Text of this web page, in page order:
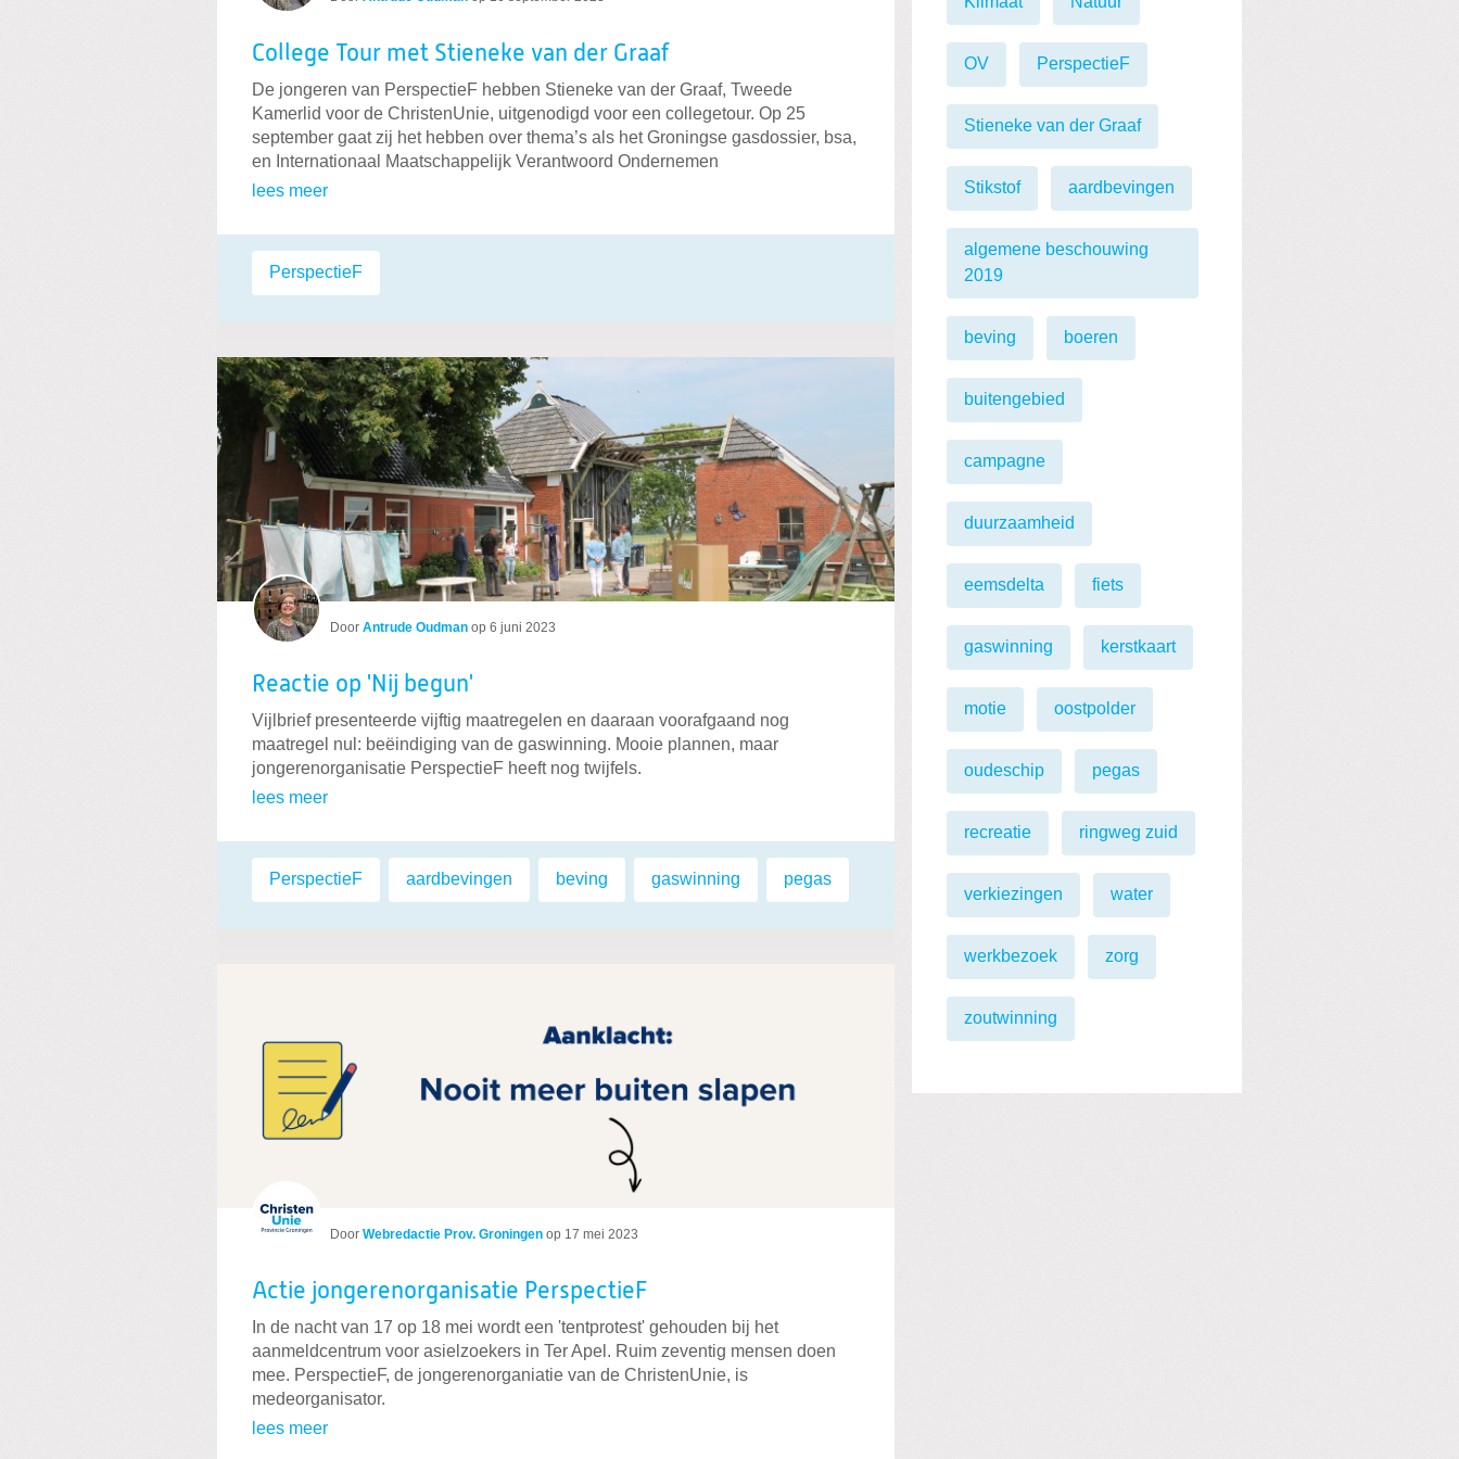
College Tour met Stieneke van der Graaf
De jongeren van PerspectieF hebben Stieneke van der Graaf, Tweede
Kamerlid voor de ChristenUnie, uitgenodigd voor een collegetour. Op 25
september gaat zij het hebben over thema’s als het Groningse gasdossier, bsa,
en Internationaal Maatschappelijk Verantwoord Ondernemen
lees meer
Labels:
PerspectieF
Door Antrude Oudman op 6 juni 2023
Reactie op 'Nij begun'
Vijlbrief presenteerde vijftig maatregelen en daaraan voorafgaand nog
maatregel nul: beëindiging van de gaswinning. Mooie plannen, maar
jongerenorganisatie PerspectieF heeft nog twijfels.
lees meer
Labels:
PerspectieF aardbevingen beving gaswinning pegas
Door Webredactie Prov. Groningen op 17 mei 2023
Actie jongerenorganisatie PerspectieF
In de nacht van 17 op 18 mei wordt een 'tentprotest' gehouden bij het
aanmeldcentrum voor asielzoekers in Ter Apel. Ruim zeventig mensen doen
mee. PerspectieF, de jongerenorganiatie van de ChristenUnie, is
medeorganisator.
lees meer
OV PerspectieF
Stieneke van der Graaf
Stikstof aardbevingen
algemene beschouwing
2019
beving boeren
buitengebied
campagne
duurzaamheid
eemsdelta fiets
gaswinning kerstkaart
motie oostpolder
oudeschip pegas
recreatie ringweg zuid
verkiezingen water
werkbezoek zorg
zoutwinning